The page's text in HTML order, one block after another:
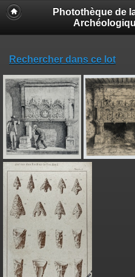
Photothèque de
Rechercher dans ce lot